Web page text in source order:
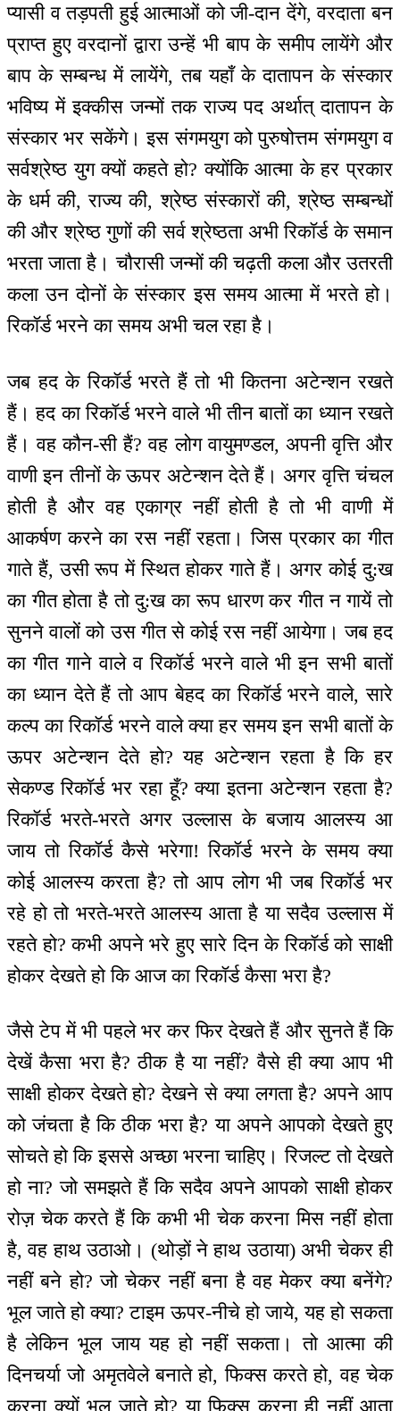
प्यासी व तड़पती हुई आत्माओं को जी-दान देंगे, वरदाता बन
प्राप्त हुए वरदानों द्वारा उन्हें भी बाप के समीप लायेंगे और
बाप के सम्बन्ध में लायेंगे, तब यहाँ के दातापन के संस्कार
भविष्य में इक्कीस जन्मों तक राज्य पद अर्थात् दातापन के
संस्कार भर सकेंगे। इस संगमयुग को पुरुषोत्तम संगमयुग व
सर्वश्रेष्ठ युग क्यों कहते हो? क्योंकि आत्मा के हर प्रकार
के धर्म की, राज्य की, श्रेष्ठ संस्कारों की, श्रेष्ठ सम्बन्धों
की और श्रेष्ठ गुणों की सर्व श्रेष्ठता अभी रिकॉर्ड के समान
भरता जाता है। चौरासी जन्मों की चढ़ती कला और उतरती
कला उन दोनों के संस्कार इस समय आत्मा में भरते हो।
रिकॉर्ड भरने का समय अभी चल रहा है।
जब हद के रिकॉर्ड भरते हैं तो भी कितना अटेन्शन रखते
हैं। हद का रिकॉर्ड भरने वाले भी तीन बातों का ध्यान रखते
हैं। वह कौन-सी हैं? वह लोग वायुमण्डल, अपनी वृत्ति और
वाणी इन तीनों के ऊपर अटेन्शन देते हैं। अगर वृत्ति चंचल
होती है और वह एकाग्र नहीं होती है तो भी वाणी में
आकर्षण करने का रस नहीं रहता। जिस प्रकार का गीत
गाते हैं, उसी रूप में स्थित होकर गाते हैं। अगर कोई दु:ख
का गीत होता है तो दु:ख का रूप धारण कर गीत न गायें तो
सुनने वालों को उस गीत से कोई रस नहीं आयेगा। जब हद
का गीत गाने वाले व रिकॉर्ड भरने वाले भी इन सभी बातों
का ध्यान देते हैं तो आप बेहद का रिकॉर्ड भरने वाले, सारे
कल्प का रिकॉर्ड भरने वाले क्या हर समय इन सभी बातों के
ऊपर अटेन्शन देते हो? यह अटेन्शन रहता है कि हर
सेकण्ड रिकॉर्ड भर रहा हूँ? क्या इतना अटेन्शन रहता है?
रिकॉर्ड भरते-भरते अगर उल्लास के बजाय आलस्य आ
जाय तो रिकॉर्ड कैसे भरेगा! रिकॉर्ड भरने के समय क्या
कोई आलस्य करता है? तो आप लोग भी जब रिकॉर्ड भर
रहे हो तो भरते-भरते आलस्य आता है या सदैव उल्लास में
रहते हो? कभी अपने भरे हुए सारे दिन के रिकॉर्ड को साक्षी
होकर देखते हो कि आज का रिकॉर्ड कैसा भरा है?
जैसे टेप में भी पहले भर कर फिर देखते हैं और सुनते हैं कि
देखें कैसा भरा है? ठीक है या नहीं? वैसे ही क्या आप भी
साक्षी होकर देखते हो? देखने से क्या लगता है? अपने आप
को जंचता है कि ठीक भरा है? या अपने आपको देखते हुए
सोचते हो कि इससे अच्छा भरना चाहिए। रिजल्ट तो देखते
हो ना? जो समझते हैं कि सदैव अपने आपको साक्षी होकर
रोज़ चेक करते हैं कि कभी भी चेक करना मिस नहीं होता
है, वह हाथ उठाओ। (थोड़ों ने हाथ उठाया) अभी चेकर ही
नहीं बने हो? जो चेकर नहीं बना है वह मेकर क्या बनेंगे?
भूल जाते हो क्या? टाइम ऊपर-नीचे हो जाये, यह हो सकता
है लेकिन भूल जाय यह हो नहीं सकता। तो आत्मा की
दिनचर्या जो अमृतवेले बनाते हो, फिक्स करते हो, वह चेक
करना क्यों भूल जाते हो? या फिक्स करना ही नहीं आता